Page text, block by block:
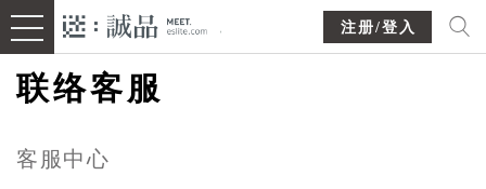
注册/登入
联络客服
客服中心